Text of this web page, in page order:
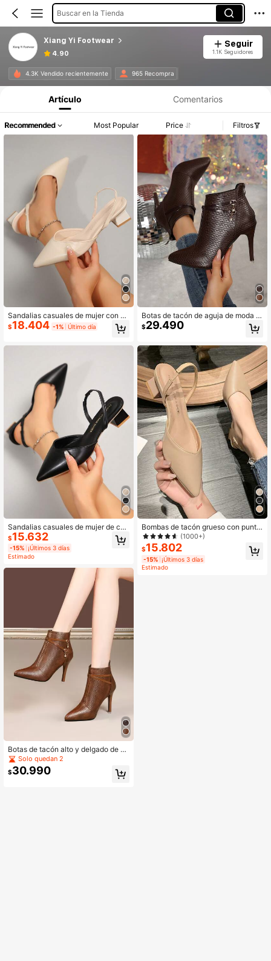
Buscar en la Tienda
Xiang Yi Footwear
4.90
Seguir
1.1K Seguidores
4.3K Vendido recientemente 965 Recompra
Artículo Comentarios
Recommended Most Popular Price Filtros
Sandalias casuales de mujer con pu
ntera puntiaguda, banda elástica, ta
cón grueso, zapatos elegantes, tac
$18.404 -1% Último día
Sandalias casuales de mujer de col
or negro con puntera puntiaguda, ta
cón grueso, de fácil deslizamiento,
elegantes, zapatos de tacón para m
ujer
$15.632
-15% ¡Últimos 3 días
Estimado
Botas de tacón alto y delgado de m
ujer para otoño/invierno, con caña
corta, cremallera trasera y decoraci
ón de cristal
Solo quedan 2
$30.990
Botas de tacón de aguja de moda c
on cremallera trasera con rhineston
es, botas de tobillo, otoño, invierno,
$29.490
Bombas de tacón grueso con punta
puntiaguda y correa elástica, elega
ntes, para el Día de San Valentín
(1000+)
$15.802
-15% ¡Últimos 3 días
Estimado